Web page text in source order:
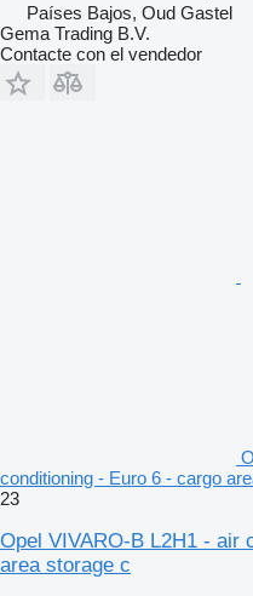
Países Bajos, Oud Gastel
Gema Trading B.V.
Contacte con el vendedor
conditioning - Euro 6 - cargo
23
Opel VIVARO-B L2H1 - air
area storage c